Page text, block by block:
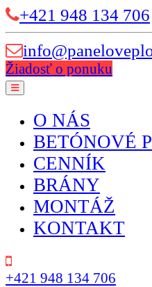
+421 948 134 706
Žiadosť o ponuku
O NÁS
BETÓNOVÉ
CENNÍK
BRÁNY
MONTÁŽ
KONTAKT
+421 948 134 706